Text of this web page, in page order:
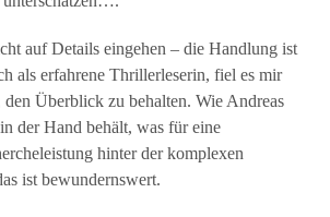
auf Details eingehen – die Handlung ist
als erfahrene Thrillerleserin, fiel es mir
den Überblick zu behalten. Wie Andreas
der Hand behält, was für eine
hinter der komplexen
ist bewundernswert.